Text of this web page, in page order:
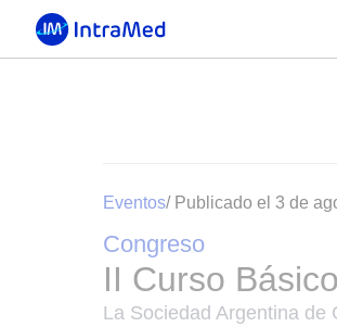
Eventos/ Publicado el 3 de
Congreso
II Curso
La Sociedad Argentina de